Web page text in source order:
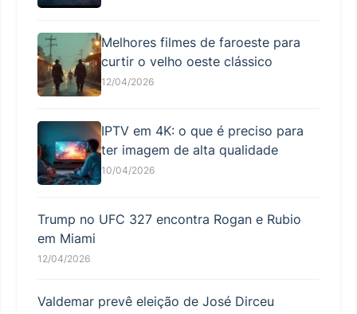
Melhores filmes de faroeste para
curtir o velho oeste clássico
12/04/2026
IPTV em 4K: o que é preciso para
ter imagem de alta qualidade
10/04/2026
Trump no UFC 327 encontra Rogan e Rubio
em Miami
12/04/2026
Valdemar prevê eleição de José Dirceu